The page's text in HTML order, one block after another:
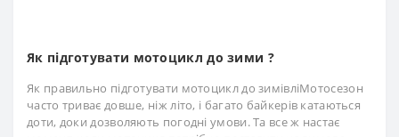
Як підготувати мотоцикл до зими ?
Як правильно підготувати мотоцикл до зимівліМотосезон
часто триває довше, ніж літо, і багато байкерів катаються
доти, доки дозволяють погодні умови. Та все ж настає